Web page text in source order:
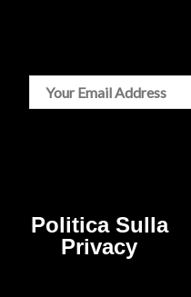
Politica Sulla
Privacy